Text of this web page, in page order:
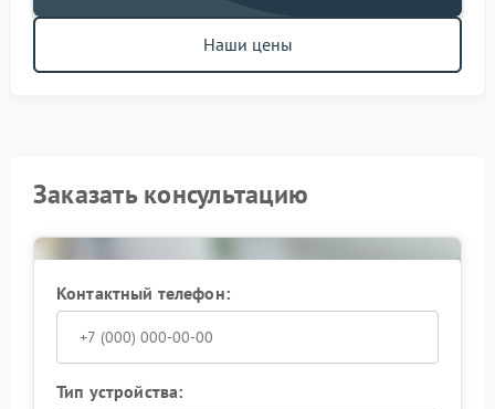
Наши цены
Заказать консультацию
Контактный телефон:
Тип устройства: